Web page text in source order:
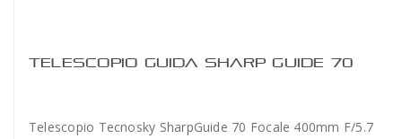
TELESCOPIO GUIDA SHARP GUIDE 70
Telescopio Tecnosky SharpGuide 70 Focale 400mm F/5.7